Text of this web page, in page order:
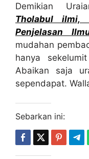
Demikian
Tholabul ilmi,
Penjelasan
mudahan
hanya
Abaikan saja
sependapat.
Sebarkan ini: